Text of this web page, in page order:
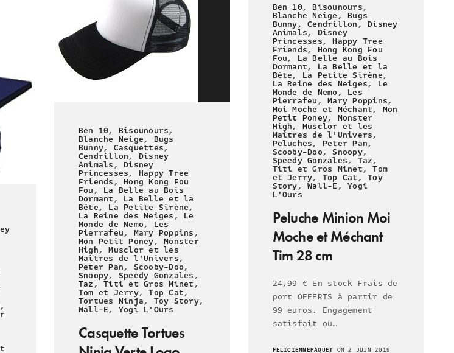
Ben 10,Bisounours,
Blanche Neige,Bugs
Bunny,Cendrillon,Disney
Animals, Disney
Princesses,Happy Tree
Friends, Hong Kong Fou
Fou, La Belle au Bois
Dormant, La Belle et la
Bête, La Petite Sirène,
La Reine des Neiges, Le
Monde de Nemo, Les
Pierrafeu,Mary Poppins,
Moi Moche et Méchant, Mon
Petit Poney, Monster
High, Musclor et les
Maîtres de l'Univers,
Peluches, Peter Pan,
Scooby-Doo,Snoopy,
Speedy Gonzales, Taz,
Titi et Gros Minet,Tom
et Jerry, Top Cat,Toy
Story,Wall-E,Yogi
L'Ours
Peluche Minion Moi
Moche et Méchant
Tim 28 cm
24,99 € En stock Frais de
port OFFERTS à partir de
99 euros. Engagement
satisfait ou…
FELICIENNEPAQUET ON 2 JUIN 2019
,
Ben 10, Bisounours,
Blanche Neige, Bugs
Bunny, Casquettes,
Cendrillon, Disney
Animals,Disney
Princesses, Happy Tree
Friends,Hong Kong Fou
Fou, La Belle au Bois
Dormant, La Belle et la
Bête, La Petite Sirène,
La Reine des Neiges, Le
Monde de Nemo, Les
Pierrafeu, Mary Poppins,
Mon Petit Poney,Monster
High,Musclor et les
Maîtres de l'Univers,
Peter Pan, Scooby-Doo,
Snoopy, Speedy Gonzales,
Taz,Titi et Gros Minet,
Tom et Jerry,Top Cat,
Tortues Ninja, Toy Story,
Wall-E, Yogi L'Ours
Casquette Tortues